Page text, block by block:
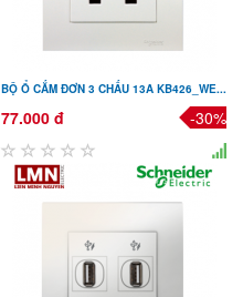
BỘ Ổ CẮM ĐƠN 3 CHẤU 13A KB426_WE...
77.000 đ -30%